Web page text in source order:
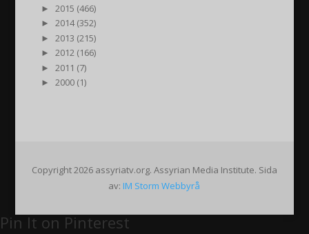
►
2015 (466)
►
2014 (352)
►
2013 (215)
►
2012 (166)
►
2011 (7)
►
2000 (1)
Copyright 2026 assyriatv.org. Assyrian Media Institute. Sida
av: IM Storm Webbyrå
Pin It on Pinterest